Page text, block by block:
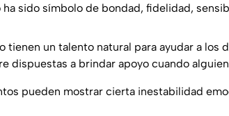
sido símbolo de bondad, fidelidad,
un talento natural para ayudar a los
dispuestas a brindar apoyo cuando
pueden mostrar cierta inestabilidad